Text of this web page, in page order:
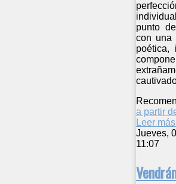
punto
con una
poética,
a partir
Leer
Jueves,
11:07